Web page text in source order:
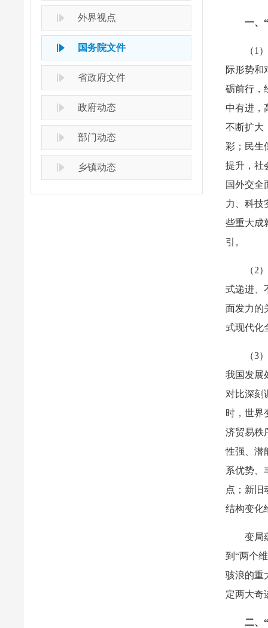
外界视点
国务院文件
省政府文件
政府动态
部门动态
乡镇动态
一、
（1
际形势和
砺前行，
中有进，
不断扩大
彩；民生
提升，社
国外交全
力、科技
些重大成
引。
（2
式递进、
面发力的
式现代化
（3
我国发展
对比深刻
时，世界
济贸易秩
性强、潜
系优势、
点；新旧
结构变化
变局
到“两个
骇浪的重
定两大奇
二、